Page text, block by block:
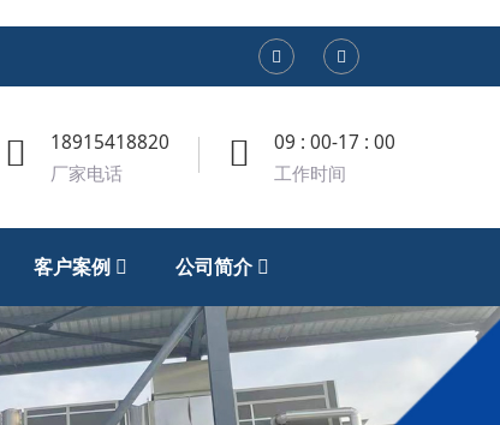
18915418820
厂家电话
09 : 00-17 : 00
工作时间
客户案例 公司简介